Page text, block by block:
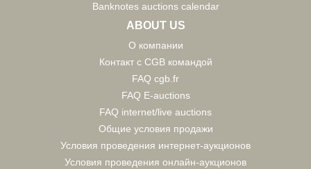
Banknotes auctions calendar
ABOUT US
О компании
Контакт с CGB командой
FAQ cgb.fr
FAQ E-auctions
FAQ internet/live auctions
Общие условия продажи
Условия проведения интернет-аукционов
Условия проведения онлайн-аукционов